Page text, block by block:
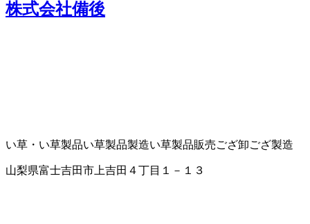
株式会社備後
い草・い草製品い草製品製造い草製品販売ござ卸ござ製造
山梨県富士吉田市上吉田４丁目１－１３